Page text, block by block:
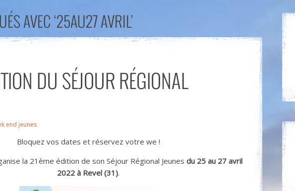
AVEC ‘25AU27 AVRIL’
DU SÉJOUR RÉGIONAL
end jeunes
Bloquez vos dates et réservez votre we !
la 21ème édition de son Séjour Régional Jeunes du 25 au 27 avril
2022 à Revel (31).